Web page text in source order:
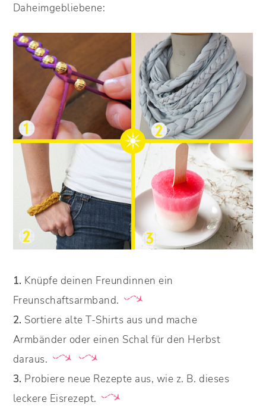
Daheimgebliebene:
1. Knüpfe deinen Freundinnen ein
Freunschaftsarmband.
2. Sortiere alte T-Shirts aus und mache
Armbänder oder einen Schal für den Herbst
daraus.
3. Probiere neue Rezepte aus, wie z. B. dieses
leckere Eisrezept.